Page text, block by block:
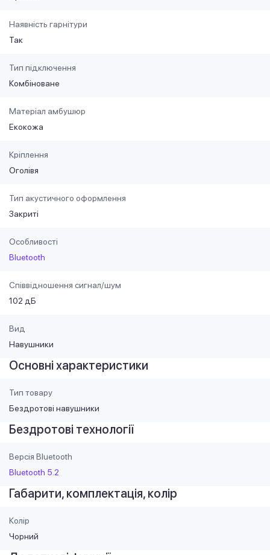
Наявність гарнітури
Так
Тип підключення
Комбіноване
Матеріал амбушюр
Екокожа
Кріплення
Оголівя
Тип акустичного оформлення
Закриті
Особливості
Bluetooth
Співвідношення сигнал/шум
102 дБ
Вид
Навушники
Основні характеристики
Тип товару
Бездротові навушники
Бездротові технології
Версія Bluetooth
Bluetooth 5.2
Габарити, комплектація, колір
Колір
Чорний